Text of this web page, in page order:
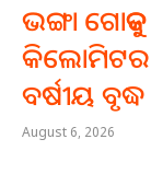
ଭଙ୍ଗା
କିଲୋମିଟର
ବର୍ଷୀୟ ବୃଦ୍ଧ
August 6, 2026